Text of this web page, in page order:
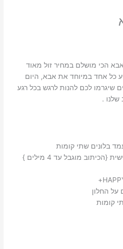
הכי מושלם במחיר זול מאוד
כל אחד במיוחד את אבא, היום
שיגרמו לכם להנות לרגש בכל רגע
.
בלונים שתי קומות
מוגבל עד 4 מילים }
קומות